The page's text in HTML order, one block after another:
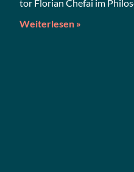
tor Flo­ri­an Che­fai im
Weiterlesen »